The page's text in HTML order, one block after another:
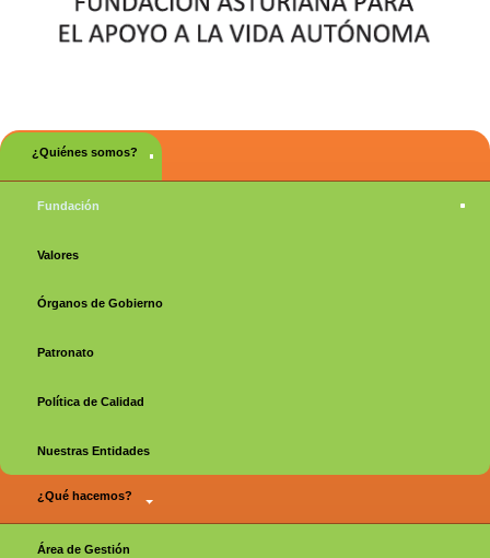
Menú principal
¿Quiénes somos?
Fundación
Valores
Órganos de Gobierno
Patronato
Política de Calidad
Nuestras Entidades
¿Qué hacemos?
Área de Gestión